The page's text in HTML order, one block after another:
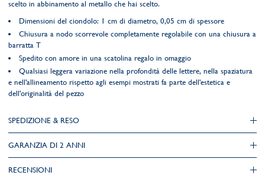
scelto in abbinamento al metallo che hai scelto.
Dimensioni del ciondolo: 1 cm di diametro, 0,05 cm di spessore
Chiusura a nodo scorrevole completamente regolabile con una chiusura a
barratta T
Spedito con amore in una scatolina regalo in omaggio
Qualsiasi leggera variazione nella profondità delle lettere, nella spaziatura
e nell'allineamento rispetto agli esempi mostrati fa parte dell'estetica e
dell'originalità del pezzo
SPEDIZIONE & RESO
GARANZIA DI 2 ANNI
RECENSIONI